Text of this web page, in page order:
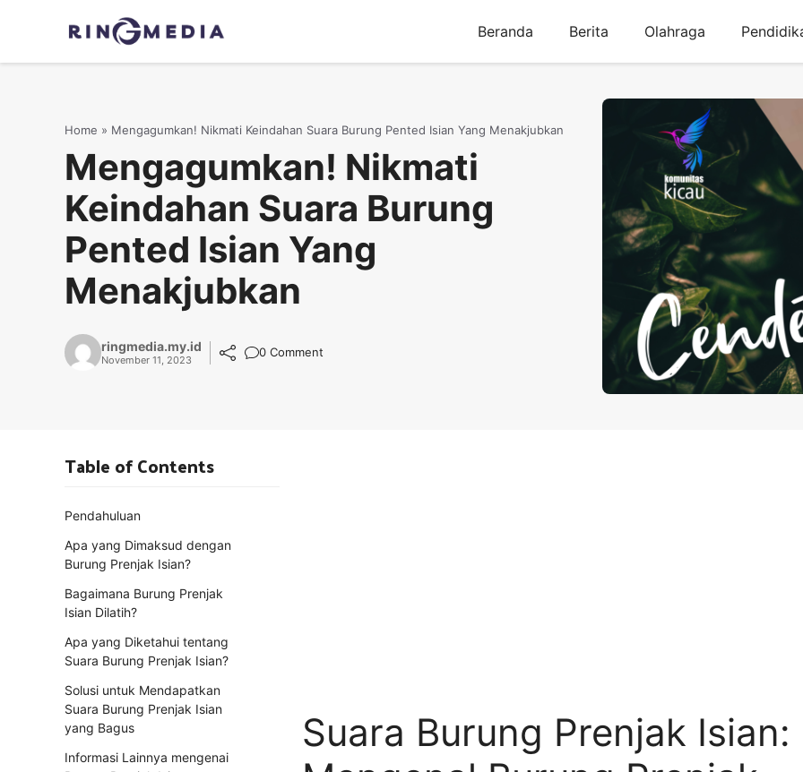
Beranda Berita Olahraga
Home » Mengagumkan! Nikmati Keindahan Suara Burung Pented Isian Yang Menakjubkan
Mengagumkan! Nikmati
Keindahan Suara Burung
Pented Isian Yang
Menakjubkan
ringmedia.my.id
November 11, 2023
0 Comment
Suara Burung Prenjak Isian:
Table of Contents
Pendahuluan
Apa yang Dimaksud dengan
Burung Prenjak Isian?
Bagaimana Burung Prenjak
Isian Dilatih?
Apa yang Diketahui tentang
Suara Burung Prenjak Isian?
Solusi untuk Mendapatkan
Suara Burung Prenjak Isian
yang Bagus
Informasi Lainnya mengenai